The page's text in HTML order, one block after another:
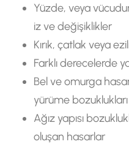
Yüzde, veya
iz ve değişiklikler
Kırık, çatlak veya
Farklı derecelerde
Bel ve omurga
yürüme
Ağız yapısı
oluşan hasarlar